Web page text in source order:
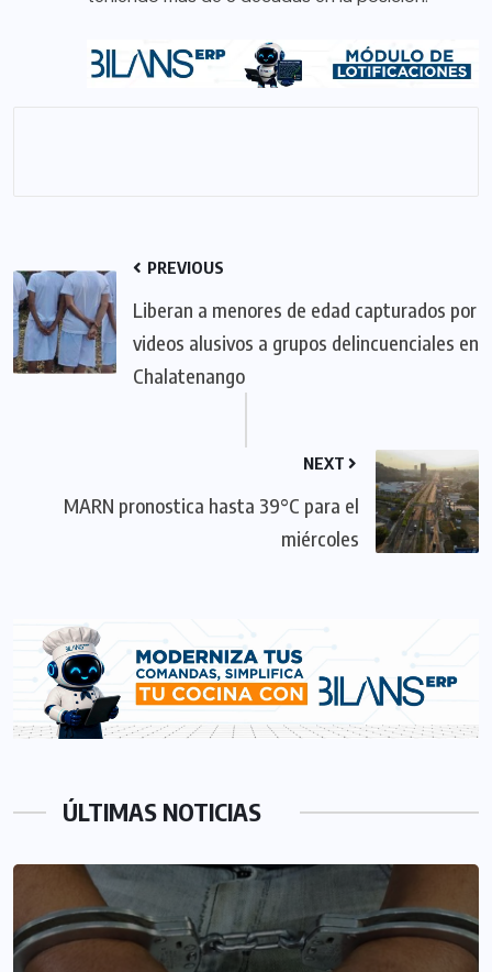
PREVIOUS
Liberan a menores de edad capturados por
videos alusivos a grupos delincuenciales en
Chalatenango
NEXT
MARN pronostica hasta 39°C para el
miércoles
ÚLTIMAS NOTICIAS